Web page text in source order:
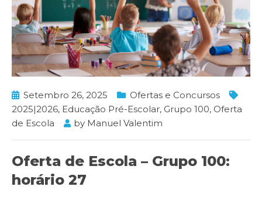
Setembro 26, 2025
Ofertas e Concursos
2025|2026, Educação Pré-Escolar, Grupo 100, Oferta
de Escola
by Manuel Valentim
Oferta de Escola – Grupo 100:
horário 27